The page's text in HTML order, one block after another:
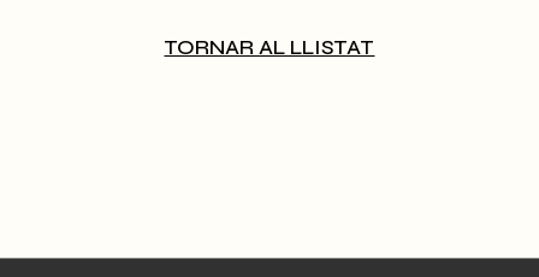
TORNAR AL LLISTAT